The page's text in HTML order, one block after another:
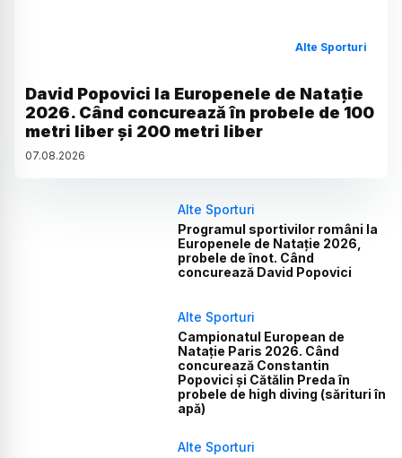
Alte Sporturi
David Popovici la Europenele de Natație
2026. Când concurează în probele de 100
metri liber și 200 metri liber
07.08.2026
Alte Sporturi
Programul sportivilor români la
Europenele de Natație 2026,
probele de înot. Când
concurează David Popovici
Alte Sporturi
Campionatul European de
Natație Paris 2026. Când
concurează Constantin
Popovici și Cătălin Preda în
probele de high diving (sărituri în
apă)
Alte Sporturi